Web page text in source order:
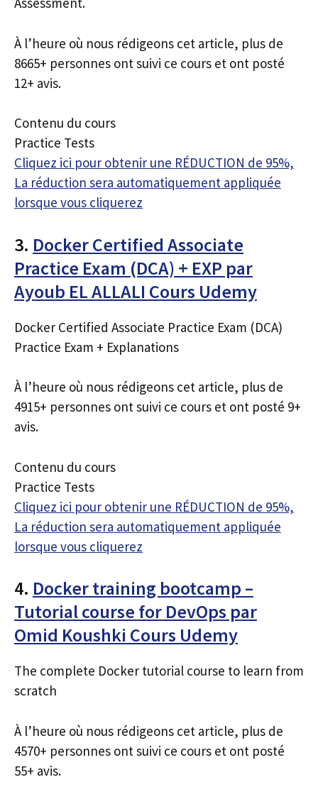
À l’heure où nous rédigeons cet article, plus de
8665+ personnes ont suivi ce cours et ont posté
12+ avis.
Contenu du cours
Practice Tests
Cliquez ici pour obtenir une RÉDUCTION de 95%,
La réduction sera automatiquement appliquée
lorsque vous cliquerez
3. Docker Certified Associate
Practice Exam (DCA) + EXP par
Ayoub EL ALLALI Cours Udemy
Docker Certified Associate Practice Exam (DCA)
Practice Exam + Explanations
À l’heure où nous rédigeons cet article, plus de
4915+ personnes ont suivi ce cours et ont posté 9+
avis.
Contenu du cours
Practice Tests
Cliquez ici pour obtenir une RÉDUCTION de 95%,
La réduction sera automatiquement appliquée
lorsque vous cliquerez
4. Docker training bootcamp –
Tutorial course for DevOps par
Omid Koushki Cours Udemy
The complete Docker tutorial course to learn from
scratch
À l’heure où nous rédigeons cet article, plus de
4570+ personnes ont suivi ce cours et ont posté
55+ avis.